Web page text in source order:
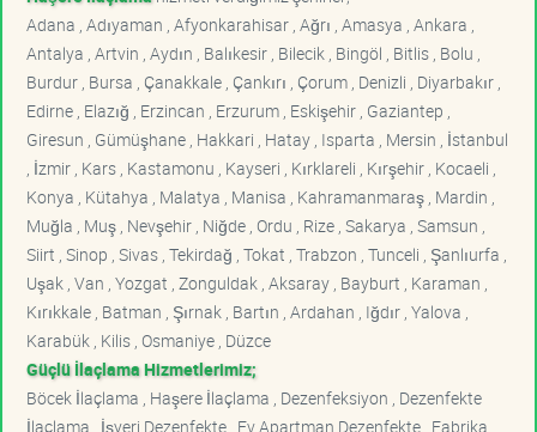
Adana , Adıyaman , Afyonkarahisar , Ağrı , Amasya , Ankara ,
Antalya , Artvin , Aydın , Balıkesir , Bilecik , Bingöl , Bitlis , Bolu ,
Burdur , Bursa , Çanakkale , Çankırı , Çorum , Denizli , Diyarbakır ,
Edirne , Elazığ , Erzincan , Erzurum , Eskişehir , Gaziantep ,
Giresun , Gümüşhane , Hakkari , Hatay , Isparta , Mersin , İstanbul
, İzmir , Kars , Kastamonu , Kayseri , Kırklareli , Kırşehir , Kocaeli ,
Konya , Kütahya , Malatya , Manisa , Kahramanmaraş , Mardin ,
Muğla , Muş , Nevşehir , Niğde , Ordu , Rize , Sakarya , Samsun ,
Siirt , Sinop , Sivas , Tekirdağ , Tokat , Trabzon , Tunceli , Şanlıurfa ,
Uşak , Van , Yozgat , Zonguldak , Aksaray , Bayburt , Karaman ,
Kırıkkale , Batman , Şırnak , Bartın , Ardahan , Iğdır , Yalova ,
Karabük , Kilis , Osmaniye , Düzce
Güçlü İlaçlama Hizmetlerimiz;
Böcek İlaçlama , Haşere İlaçlama , Dezenfeksiyon , Dezenfekte
İlaçlama , İşyeri Dezenfekte , Ev Apartman Dezenfekte , Fabrika